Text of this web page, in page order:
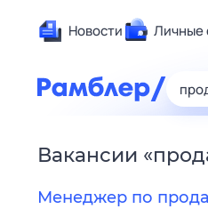
Новости Личные
Вакансии «
Менеджер по